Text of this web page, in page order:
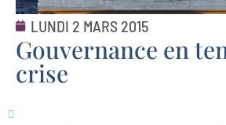
LUNDI 2 MARS 2015
Gouvernance en
crise